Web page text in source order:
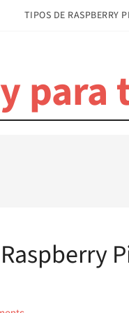
TIPOS DE RASPBERRY PI
para